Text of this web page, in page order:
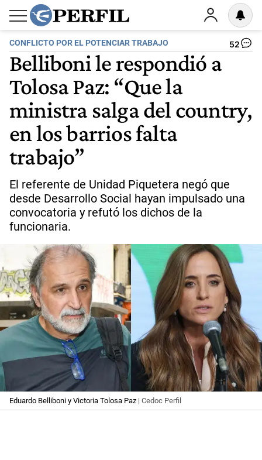
CONFLICTO POR EL POTENCIAR TRABAJO 52
Belliboni le respondió a
Tolosa Paz: “Que la
ministra salga del country,
en los barrios falta
trabajo”
El referente de Unidad Piquetera negó que
desde Desarrollo Social hayan impulsado una
convocatoria y refutó los dichos de la
funcionaria.
Eduardo Belliboni y Victoria Tolosa Paz | Cedoc Perfil